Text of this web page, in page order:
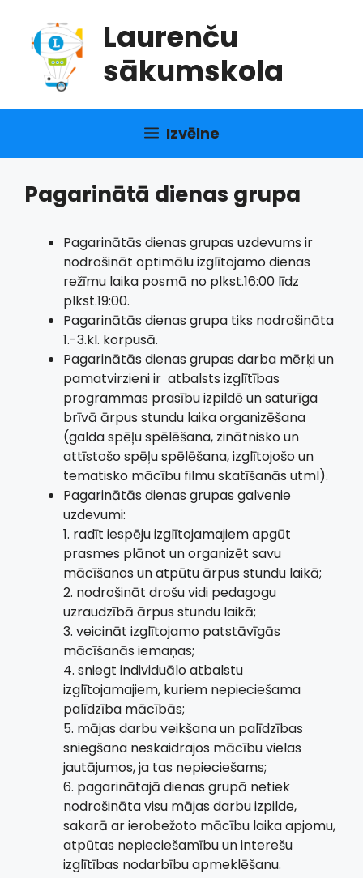
saturu
Laurenču
sākumskola
Izvēlne
Pagarinātā dienas grupa
Pagarinātās dienas grupas uzdevums ir
nodrošināt optimālu izglītojamo dienas
režīmu laika posmā no plkst.16:00 līdz
plkst.19:00.
Pagarinātās dienas grupa tiks nodrošināta
1.-3.kl. korpusā.
Pagarinātās dienas grupas darba mērķi un
pamatvirzieni ir atbalsts izglītības
programmas prasību izpildē un saturīga
brīvā ārpus stundu laika organizēšana
(galda spēļu spēlēšana, zinātnisko un
attīstošo spēļu spēlēšana, izglītojošo un
tematisko mācību filmu skatīšanās utml).
Pagarinātās dienas grupas galvenie
uzdevumi:
1. radīt iespēju izglītojamajiem apgūt
prasmes plānot un organizēt savu
mācīšanos un atpūtu ārpus stundu laikā;
2. nodrošināt drošu vidi pedagogu
uzraudzībā ārpus stundu laikā;
3. veicināt izglītojamo patstāvīgās
mācīšanās iemaņas;
4. sniegt individuālo atbalstu
izglītojamajiem, kuriem nepieciešama
palīdzība mācībās;
5. mājas darbu veikšana un palīdzības
sniegšana neskaidrajos mācību vielas
jautājumos, ja tas nepieciešams;
6. pagarinātajā dienas grupā netiek
nodrošināta visu mājas darbu izpilde,
sakarā ar ierobežoto mācību laika apjomu,
atpūtas nepieciešamību un interešu
izglītības nodarbību apmeklēšanu.